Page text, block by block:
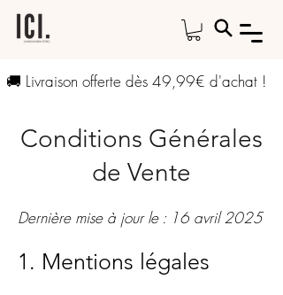
🚚 Livraison offerte dès 49,99€ d'achat !
Conditions Générales
de Vente
​Dernière mise à jour le : 16 avril 2025
1. Mentions légales